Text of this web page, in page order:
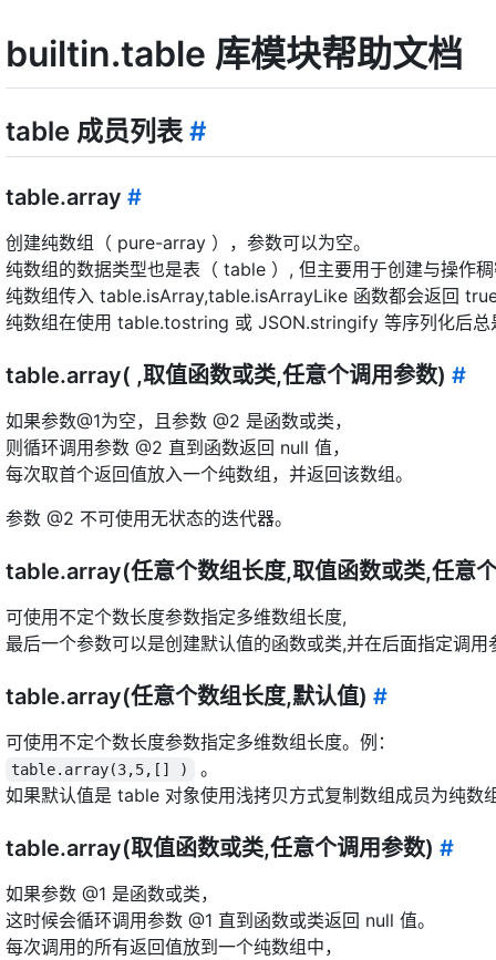
builtin.table 库模块帮助文档
table 成员列表 #
table.array #
创建纯数组（ pure-array ），参数可以为空。
纯数组的数据类型也是表（ table ）, 但主要用于创建与操作
纯数组传入 table.isArray,table.isArrayLike 函数都会返回
纯数组在使用 table.tostring 或 JSON.stringify 等序列化后
table.array( ,取值函数或类,任意个调用参数) #
如果参数@1为空，且参数 @2 是函数或类，
则循环调用参数 @2 直到函数返回 null 值，
每次取首个返回值放入一个纯数组，并返回该数组。
参数 @2 不可使用无状态的迭代器。
table.array(任意个数组长度,取值函数或类,任意
可使用不定个数长度参数指定多维数组长度,
最后一个参数可以是创建默认值的函数或类,并在后面指定调用
table.array(任意个数组长度,默认值) #
可使用不定个数长度参数指定多维数组长度。例：
table.array(3,5,[] )
。
如果默认值是 table 对象使用浅拷贝方式复制数组成员为纯数
table.array(取值函数或类,任意个调用参数) #
如果参数 @1 是函数或类，
这时候会循环调用参数 @1 直到函数或类返回 null 值。
每次调用的所有返回值放到一个纯数组中，